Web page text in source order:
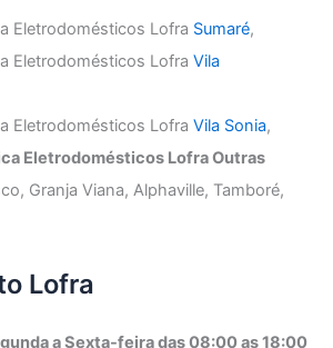
Eletrodomésticos Lofra Sumaré,
Eletrodomésticos LofraVila
Eletrodomésticos LofraVila Sonia,
Eletrodomésticos Lofra Outras
Granja Viana, Alphaville, Tamboré,
Lofra
a Sexta-feira das 08:00 as 18:00